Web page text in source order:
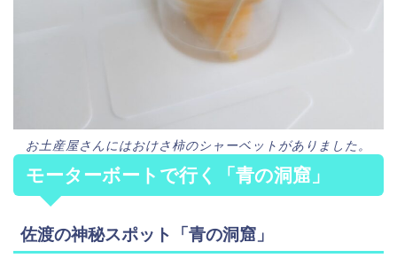
お土産屋さんにはおけさ柿のシャーベットがありました。
モーターボートで行く「青の洞窟」
佐渡の神秘スポット「青の洞窟」